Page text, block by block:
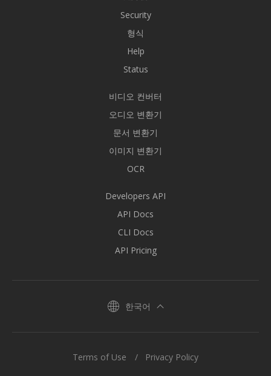
Security
형식
Help
Status
비디오 컨버터
오디오 변환기
문서 변환기
이미지 변환기
OCR
Developers API
API Docs
CLI Docs
API Pricing
한국어
Terms of Use Privacy Policy